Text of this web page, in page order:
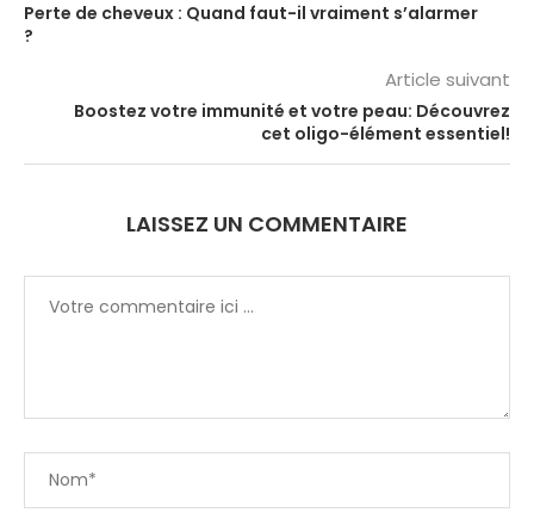
Perte de cheveux : Quand faut-il vraiment s’alarmer
?
Article suivant
Boostez votre immunité et votre peau: Découvrez
cet oligo-élément essentiel!
LAISSEZ UN COMMENTAIRE